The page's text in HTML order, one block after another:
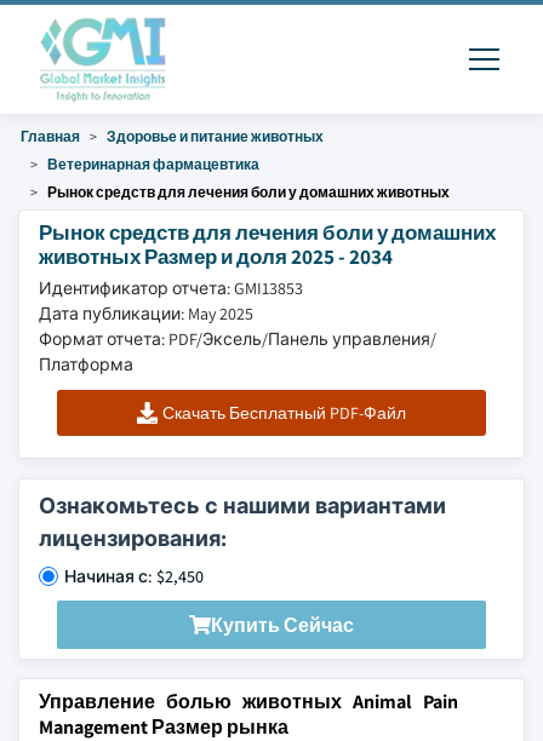
Главная
Здоровье и питание животных
Ветеринарная фармацевтика
Рынок средств для лечения боли у домашних животных
Рынок средств для лечения боли у домашних
животных Размер и доля 2025 - 2034
Идентификатор отчета: GMI13853
Дата публикации: May 2025
Формат отчета: PDF/Эксель/Панель управления/
Платформа
Скачать Бесплатный PDF-Файл
Ознакомьтесь с нашими вариантами
лицензирования:
Начиная с: $2,450
Купить Сейчас
Управление болью животных Animal Pain
Management Размер рынка